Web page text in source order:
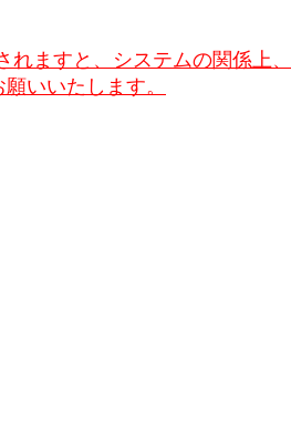
ますと、システムの関係上、
いいたします。